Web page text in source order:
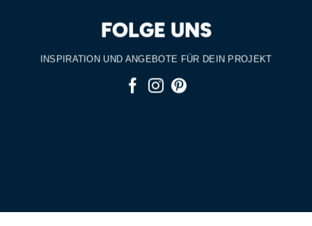
FOLGE UNS
INSPIRATION UND ANGEBOTE FÜR DEIN PROJEKT